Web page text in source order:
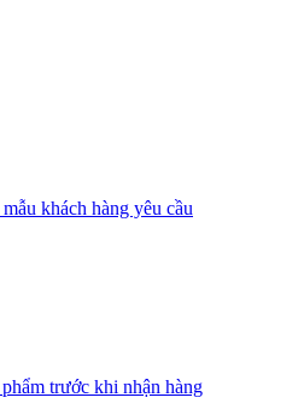
khách hàng yêu cầu
trước khi nhận hàng